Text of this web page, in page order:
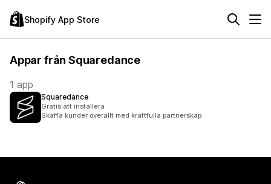
Shopify App Store
Appar från Squaredance
1 app
Squaredance
Gratis att installera
Skaffa kunder överallt med kraftfulla partnerskap